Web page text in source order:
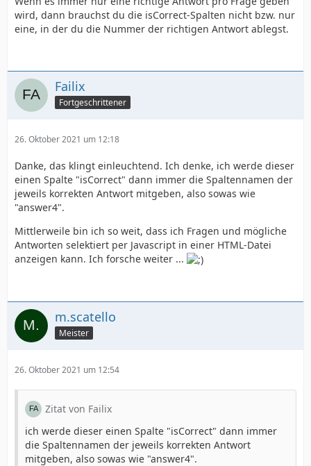
wird, dann brauchst du die isCorrect-Spalten nicht bzw. nur
eine, in der du die Nummer der richtigen Antwort ablegst.
Failix
Fortgeschrittener
26. Oktober 2021 um 12:18
Danke, das klingt einleuchtend. Ich denke, ich werde dieser
einen Spalte "isCorrect" dann immer die Spaltennamen der
jeweils korrekten Antwort mitgeben, also sowas wie
"answer4".
Mittlerweile bin ich so weit, dass ich Fragen und mögliche
Antworten selektiert per Javascript in einer HTML-Datei
anzeigen kann. Ich forsche weiter ...
m.scatello
Meister
26. Oktober 2021 um 12:54
Zitat von Failix
ich werde dieser einen Spalte "isCorrect" dann immer
die Spaltennamen der jeweils korrekten Antwort
mitgeben, also sowas wie "answer4".